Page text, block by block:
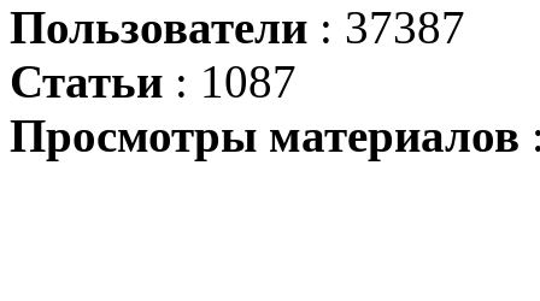
Пользователи : 37387
Статьи : 1087
Просмотры материалов